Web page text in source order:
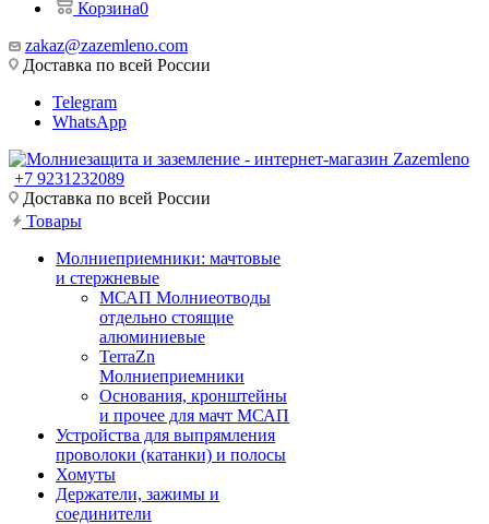
Корзина0
zakaz@zazemleno.com
Доставка по всей России
Telegram
WhatsApp
+7 9231232089
Доставка по всей России
Товары
Молниеприемники: мачтовые
и стержневые
МСАП Молниеотводы
отдельно стоящие
алюминиевые
TerraZn
Молниеприемники
Основания, кронштейны
и прочее для мачт МСАП
Устройства для выпрямления
проволоки (катанки) и полосы
Хомуты
Держатели, зажимы и
соединители